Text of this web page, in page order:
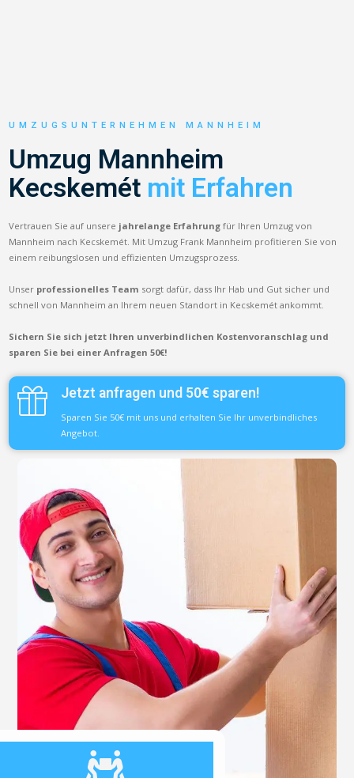
UMZUGSUNTERNEHMEN MANNHEIM
Umzug Mannheim
Kecskemét mit Erfahren
Vertrauen Sie auf unsere jahrelange Erfahrung für Ihren Umzug von
Mannheim nach Kecskemét. Mit Umzug Frank Mannheim profitieren Sie von
einem reibungslosen und effizienten Umzugsprozess.
Unser professionelles Team sorgt dafür, dass Ihr Hab und Gut sicher und
schnell von Mannheim an Ihrem neuen Standort in Kecskemét ankommt.
Sichern Sie sich jetzt Ihren unverbindlichen Kostenvoranschlag und
sparen Sie bei einer Anfragen 50€!
Jetzt anfragen und 50€ sparen!
Sparen Sie 50€ mit uns und erhalten Sie Ihr unverbindliches
Angebot.